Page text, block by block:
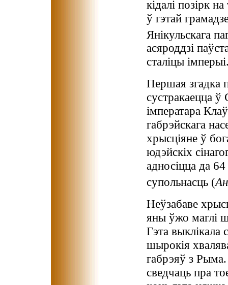
кідалі позірк
ў гэтай
Янікульскага
асяроддзі
сталіцы
Першая згадка
сустракаецца ў
імператара
габрэйскага
хрысціяне ў
юдэйскіх
адносіцца да
супольнасць (
Неўзабаве
яны ўжо маглі
Гэта выклікала
шырокія
габрэяў з
сведчаць пра